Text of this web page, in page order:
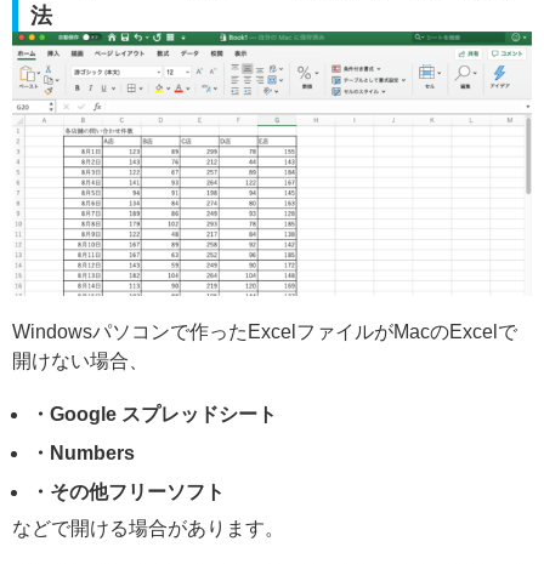
法
Windowsパソコンで作ったExcelファイルがMacのExcelで
開けない場合、
・Google スプレッドシート
・Numbers
・その他フリーソフト
などで開ける場合があります。